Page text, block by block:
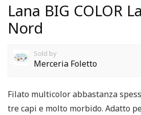
Lana BIG COLOR
Nord
Sold by
Merceria Foletto
Filato multicolor abbastanza
tre capi e molto morbido. Adatto